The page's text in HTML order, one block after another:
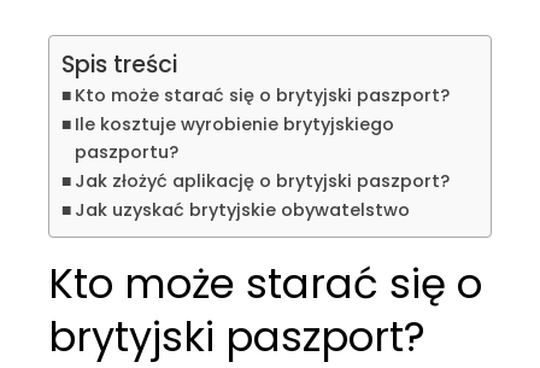
Spis treści
Kto może starać się o brytyjski paszport?
Ile kosztuje wyrobienie brytyjskiego
paszportu?
Jak złożyć aplikację o brytyjski paszport?
Jak uzyskać brytyjskie obywatelstwo
Kto może starać się o
brytyjski paszport?